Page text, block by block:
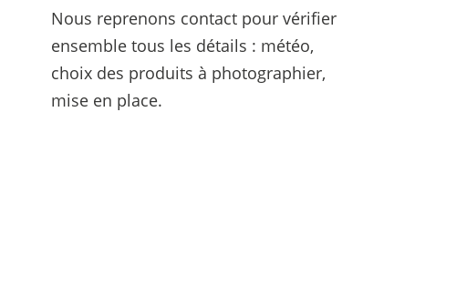
Nous reprenons contact pour vérifier
ensemble tous les détails : météo,
choix des produits à photographier,
mise en place.